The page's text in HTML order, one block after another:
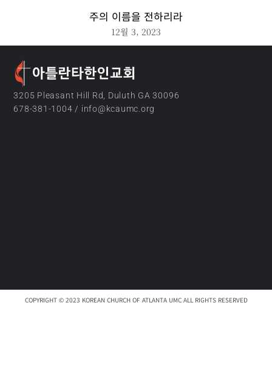
주의 이름을 전하리라
12월 3, 2023
3205 Pleasant Hill Rd, Duluth GA 30096
678-381-1004 / info@kcaumc.org
COPYRIGHT © 2023 KOREAN CHURCH OF ATLANTA UMC ALL RIGHTS RESERVED